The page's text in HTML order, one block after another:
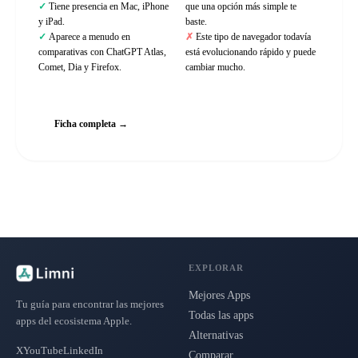
Tiene presencia en Mac, iPhone
y iPad.
Aparece a menudo en
comparativas con ChatGPT Atlas,
Comet, Dia y Firefox.
que una opción más simple te
baste.
Este tipo de navegador todavía
está evolucionando rápido y puede
cambiar mucho.
Ficha completa →
Tu guía para encontrar las mejores
apps del ecosistema Apple.
XYouTubeLinkedIn
EXPLORAR
Mejores Apps
Todas las apps
Alternativas
Comparar